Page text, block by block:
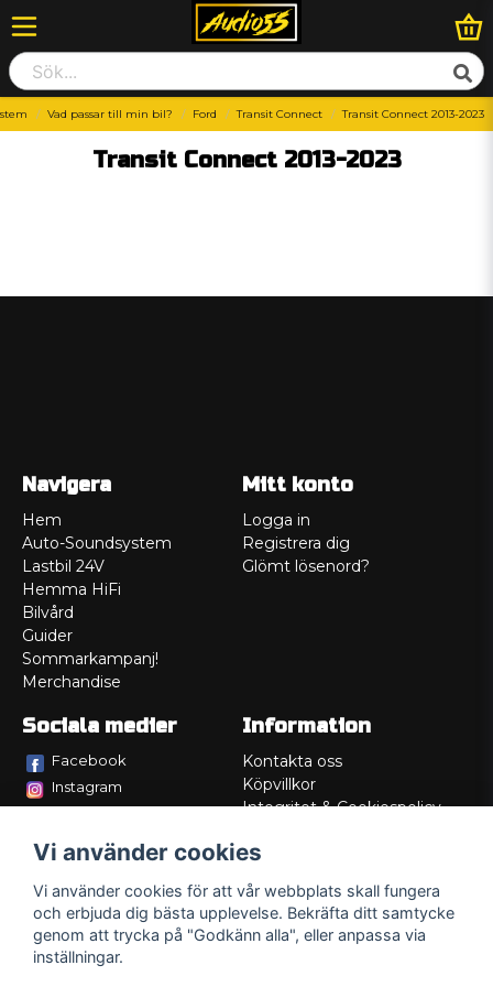
Vad passar till min bil? Ford Transit Connect Transit Connect 2013-2023
Transit Connect 2013-2023
Navigera
Hem
Auto-Soundsystem
Lastbil 24V
Hemma HiFi
Bilvård
Guider
Sommarkampanj!
Merchandise
Mitt konto
Logga in
Registrera dig
Glömt lösenord?
Sociala medier
Facebook
Instagram
Information
Kontakta oss
Köpvillkor
Integritet & Cookiespolicy
Service/Garanti
Lådritning
Om oss
Vi använder cookies
Vi använder cookies för att vår webbplats skall fungera
och erbjuda dig bästa upplevelse. Bekräfta ditt samtycke
genom att trycka på "Godkänn alla", eller anpassa via
inställningar.